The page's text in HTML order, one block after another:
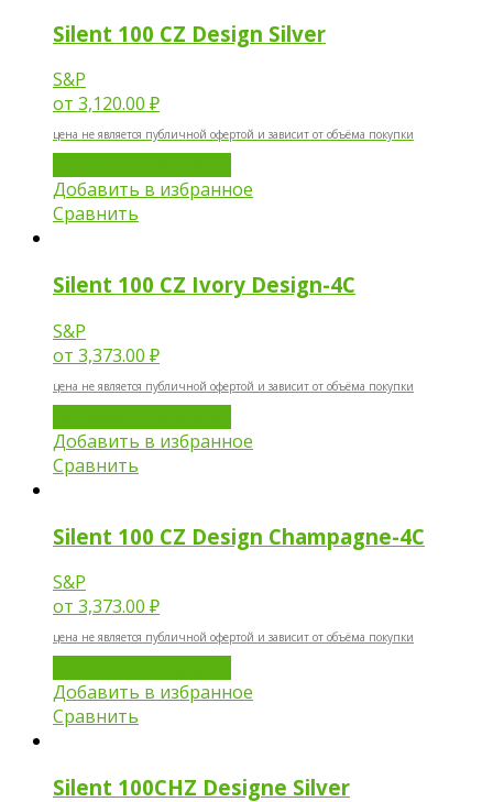
Silent 100 CZ Design Silver
S&P
от 3,120.00 ₽
цена не является публичной офертой и зависит от объёма покупки
Добавить в избранное
Сравнить
Silent 100 CZ Ivory Design-4C
S&P
от 3,373.00 ₽
цена не является публичной офертой и зависит от объёма покупки
Добавить в избранное
Сравнить
Silent 100 СZ Design Champagne-4C
S&P
от 3,373.00 ₽
цена не является публичной офертой и зависит от объёма покупки
Добавить в избранное
Сравнить
Silent 100CHZ Designe Silver